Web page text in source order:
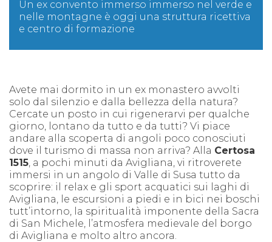
Un ex convento immerso immerso nel verde e
nelle montagne è oggi una struttura ricettiva
e centro di formazione
Avete mai dormito in un ex monastero avvolti
solo dal silenzio e dalla bellezza della natura?
Cercate un posto in cui rigenerarvi per qualche
giorno, lontano da tutto e da tutti? Vi piace
andare alla scoperta di angoli poco conosciuti
dove il turismo di massa non arriva? Alla Certosa
1515 , a pochi minuti da Avigliana, vi ritroverete
immersi in un angolo di Valle di Susa tutto da
scoprire: il relax e gli sport acquatici sui laghi di
Avigliana, le escursioni a piedi e in bici nei boschi
tutt’intorno, la spiritualità imponente della Sacra
di San Michele, l’atmosfera medievale del borgo
di Avigliana e molto altro ancora.